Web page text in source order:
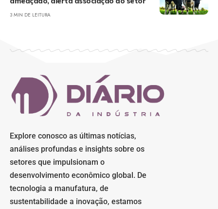
3 MIN DE LEITURA
Explore conosco as últimas notícias,
análises profundas e insights sobre os
setores que impulsionam o
desenvolvimento econômico global. De
tecnologia a manufatura, de
sustentabilidade a inovação, estamos